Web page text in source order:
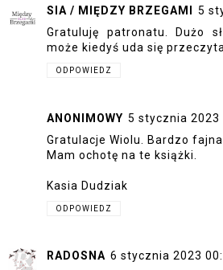
SIA / MIĘDZY BRZEGAMI
5
Gratuluję patronatu. Dużo
może kiedyś uda się
ODPOWIEDZ
ANONIMOWY 5 stycznia 2023
Gratulacje Wiolu. Bardzo
Mam ochotę na te książki.
Kasia Dudziak
ODPOWIEDZ
RADOSNA 6 stycznia 2023